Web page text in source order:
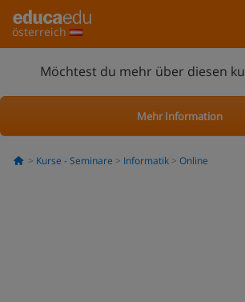
österreich
Möchtest du mehr über diesen
Mehr Information
Kurse - Seminare Informatik Online